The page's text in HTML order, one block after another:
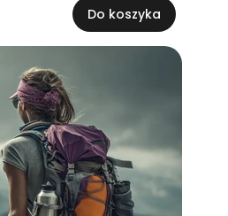
Do koszyka